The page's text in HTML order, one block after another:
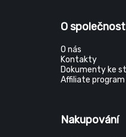
O
O nás
Kontakty
Dokumenty ke
Affiliate program
Nakupování